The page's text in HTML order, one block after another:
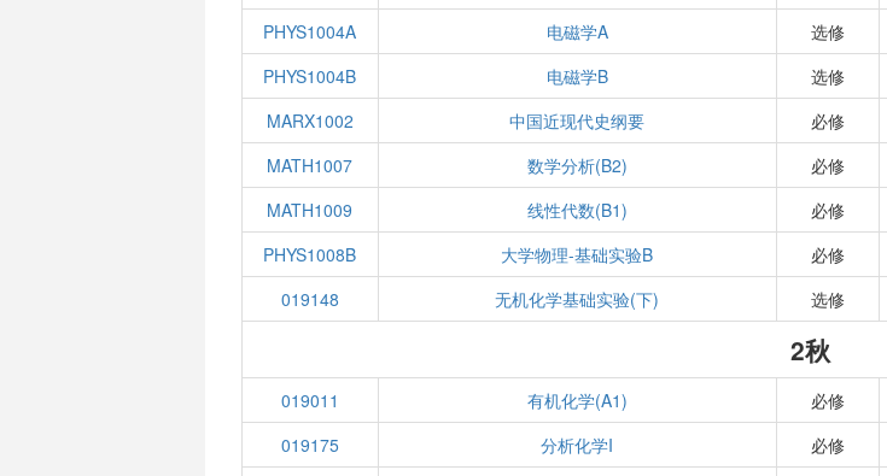
PHYS1004A
电磁学A 选修
PHYS1004B
电磁学B 选修
MARX1002
中国近现代史纲要 必修
MATH1007
数学分析(B2) 必修
MATH1009
线性代数(B1) 必修
PHYS1008B
大学物理-基础实验B 必修
019148
无机化学基础实验(下) 选修
2秋
019011 有机化学(A1) 必修
019175
分析化学I 必修